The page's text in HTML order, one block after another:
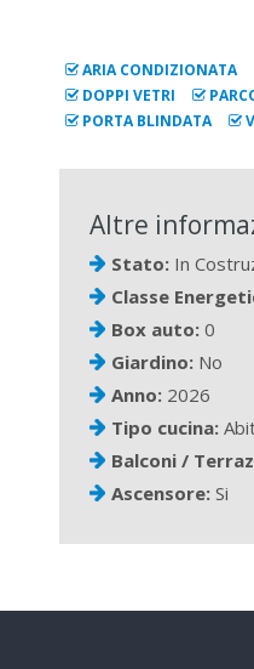
ARIA CONDIZIONATA
DOPPI VETRI
PORTA BLINDATA
Altre
Stato: In
Classe
Box auto: 0
Giardino: No
Anno:2026
Tipo cucina:
Balconi /
Ascensore:Si